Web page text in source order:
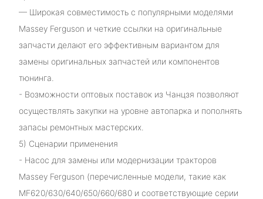
— Широкая совместимость с популярными моделями
Massey Ferguson и четкие ссылки на оригинальные
запчасти делают его эффективным вариантом для
замены оригинальных запчастей или компонентов
тюнинга.
- Возможности оптовых поставок из Чанцзя позволяют
осуществлять закупки на уровне автопарка и пополнять
запасы ремонтных мастерских.
5) Сценарии применения
- Насос для замены или модернизации тракторов
Massey Ferguson (перечисленные модели, такие как
MF620/630/640/650/660/680 и соответствующие серии